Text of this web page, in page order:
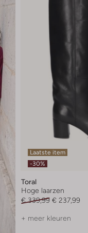
Laatste item
-30%
Toral
Hoge laarzen
€ 339,99 € 237,99
+ meer kleuren